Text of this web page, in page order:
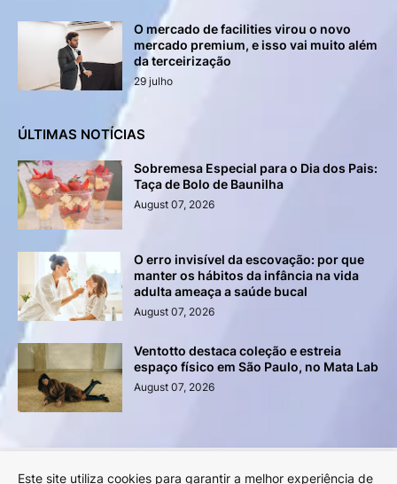
O mercado de facilities virou o novo
mercado premium, e isso vai muito além
da terceirização
29 julho
ÚLTIMAS NOTÍCIAS
Sobremesa Especial para o Dia dos Pais:
Taça de Bolo de Baunilha
August 07, 2026
O erro invisível da escovação: por que
manter os hábitos da infância na vida
adulta ameaça a saúde bucal
August 07, 2026
Ventotto destaca coleção e estreia
espaço físico em São Paulo, no Mata Lab
August 07, 2026
Este site utiliza cookies para garantir a melhor experiência de